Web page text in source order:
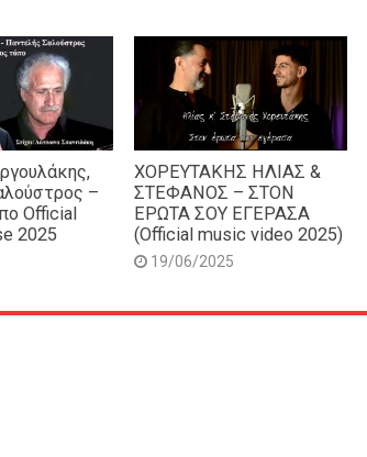
–
Official
2025
ΧΟΡΕΥΤΑΚΗΣ ΗΛΙΑΣ &
ΣΤΕΦΑΝΟΣ – ΣΤΟΝ
ΕΡΩΤΑ ΣΟΥ ΕΓΕΡΑΣΑ
(Official music video 2025)
19/06/2025